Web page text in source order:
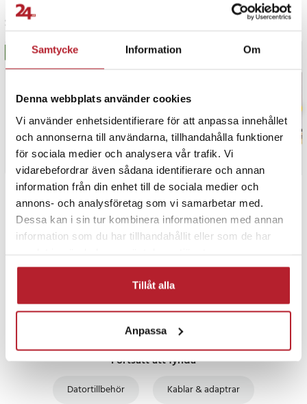
Samtycke Information Om
Denna webbplats använder cookies
Vi använder enhetsidentifierare för att anpassa innehållet
och annonserna till användarna, tillhandahålla funktioner
för sociala medier och analysera vår trafik. Vi
vidarebefordrar även sådana identifierare och annan
information från din enhet till de sociala medier och
annons- och analysföretag som vi samarbetar med.
Dessa kan i sin tur kombinera informationen med annan
information som du har tillhandahållit eller som de har
Tillåt alla
Anpassa
Senast besökta
BÄSTSÄLJARE BÄSTSÄLJARE
PRISGARANTI
Fortsätt att fynda
Datortillbehör Kablar & adaptrar